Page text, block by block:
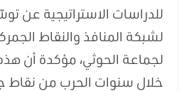
للدراسات الاستراتيجية عن
لشبكة المنافذ والنقاط
لجماعة الحوثي، مؤكدة أن
خلال سنوات الحرب من نقاط